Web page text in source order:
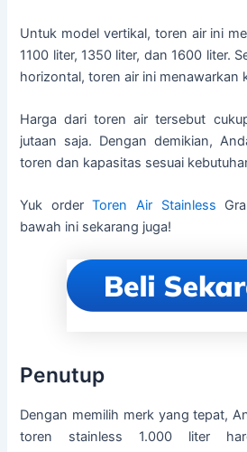
Untuk model vertikal, toren air ini
1100 liter, 1350 liter, dan 1600 liter.
horizontal, toren air ini menawarkan
Harga dari toren air tersebut
jutaan saja. Dengan demikian,
toren dan kapasitas sesuai
Yuk orderToren Air Stainless
bawah ini sekarang juga!
Penutup
Dengan memilih merk yang tepat,
toren stainless 1.000 liter